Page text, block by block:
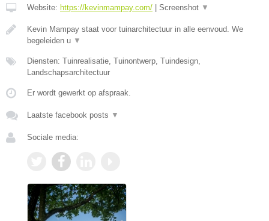
Website: https://kevinmampay.com/ Screenshot ▼
Kevin Mampay staat voor tuinarchitectuur in alle eenvoud. We
begeleiden u ▼
Diensten: Tuinrealisatie, Tuinontwerp, Tuindesign,
Landschapsarchitectuur
Er wordt gewerkt op afspraak.
Laatste facebook posts ▼
Sociale media: